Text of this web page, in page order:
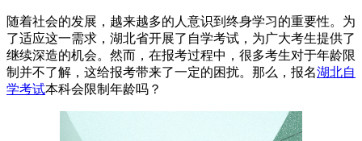
随着社会的发展，越来越多的人意识到终身学习的重要性。为
了适应这一需求，湖北省开展了自学考试，为广大考生提供了
继续深造的机会。然而，在报考过程中，很多考生对于年龄限
制并不了解，这给报考带来了一定的困扰。那么，报名湖北自
学考试本科会限制年龄吗？